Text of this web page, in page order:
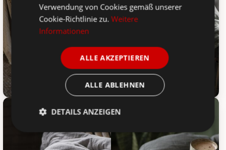
IB Laursen Vintage Quilt unifarben, Bild 3IB Laursen Vintage Quilt
Verwendung von Cookies gemäß unserer
Cookie-Richtlinie zu.Weitere
Informationen
ALLE AKZEPTIEREN
ALLE ABLEHNEN
DETAILS ANZEIGEN